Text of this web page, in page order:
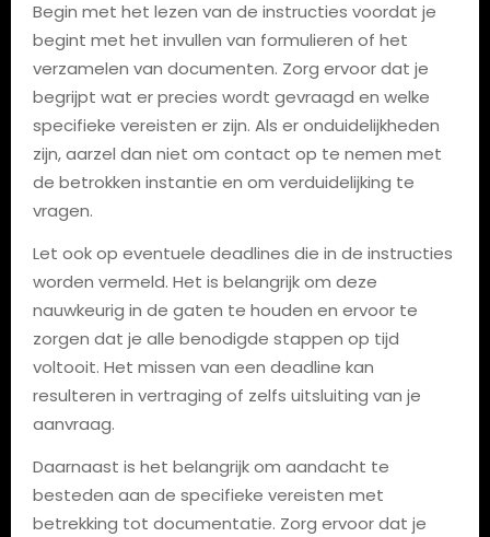
Begin met het lezen van de instructies voordat je
begint met het invullen van formulieren of het
verzamelen van documenten. Zorg ervoor dat je
begrijpt wat er precies wordt gevraagd en welke
specifieke vereisten er zijn. Als er onduidelijkheden
zijn, aarzel dan niet om contact op te nemen met
de betrokken instantie en om verduidelijking te
vragen.
Let ook op eventuele deadlines die in de instructies
worden vermeld. Het is belangrijk om deze
nauwkeurig in de gaten te houden en ervoor te
zorgen dat je alle benodigde stappen op tijd
voltooit. Het missen van een deadline kan
resulteren in vertraging of zelfs uitsluiting van je
aanvraag.
Daarnaast is het belangrijk om aandacht te
besteden aan de specifieke vereisten met
betrekking tot documentatie. Zorg ervoor dat je